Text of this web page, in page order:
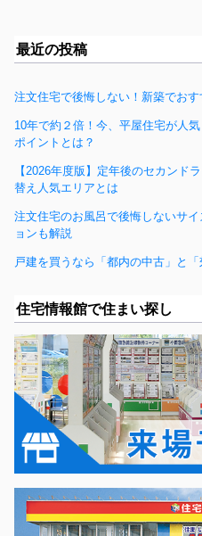
最近の投稿
注文住宅で後悔しない！新築でお
10年で約２倍！今、平屋住宅が人
ポイントとは？
【2026年度版】定年後のセカンド
替え人気エリアとは
注文住宅のお風呂で後悔しないサ
ョンも解説
戸建を買うなら「都内の中古」と
住宅情報館で住まい探し